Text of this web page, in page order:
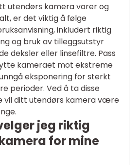
utendørs kamera varer og
er det viktig å følge
inkludert riktig
og bruk av tilleggsutstyr
deksler eller linsefiltre. Pass
kameraet mot ekstreme
eksponering for sterkt
perioder. Ved å ta disse
vil ditt utendørs kamera være
jeg riktig
for mine